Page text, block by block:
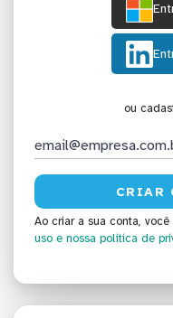
ou
Ao criar a sua conta,
uso e nossa política de